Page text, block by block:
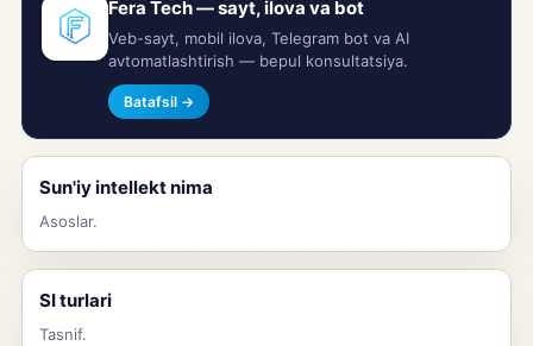
Fera Tech — sayt, ilova va bot
Veb-sayt, mobil ilova, Telegram bot va AI
avtomatlashtirish — bepul konsultatsiya.
Batafsil →
Sun'iy intellekt nima
Asoslar.
SI turlari
Tasnif.